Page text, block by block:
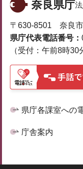
奈良県庁法
〒630-8501 奈良
県庁代表電話番号：
（受付：午前8時30
県庁各課室への
庁舎案内